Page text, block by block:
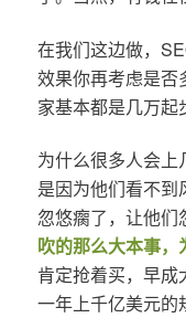
在我们这边做，
效果你再考虑是
家基本都是几万起
为什么很多人会上
是因为他们看不
忽悠瘸了，让他们
吹的那么大本事，
肯定抢着买，早
一年上千亿美元的